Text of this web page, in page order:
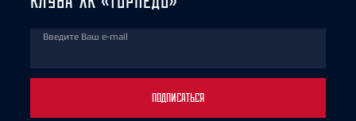
Введите Ваш e-mail
ПОДПИСАТЬСЯ